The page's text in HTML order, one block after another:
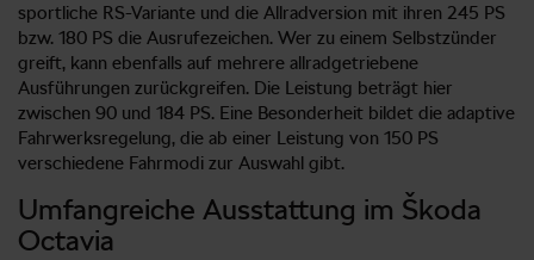
sportliche RS-Variante und die Allradversion mit ihren 245 PS
bzw. 180 PS die Ausrufezeichen. Wer zu einem Selbstzünder
greift, kann ebenfalls auf mehrere allradgetriebene
Ausführungen zurückgreifen. Die Leistung beträgt hier
zwischen 90 und 184 PS. Eine Besonderheit bildet die adaptive
Fahrwerksregelung, die ab einer Leistung von 150 PS
verschiedene Fahrmodi zur Auswahl gibt.
Umfangreiche Ausstattung im Škoda
Octavia